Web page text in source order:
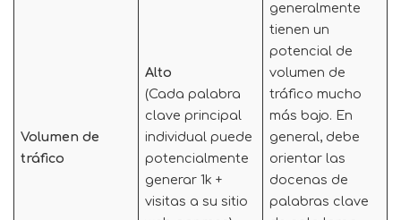
Volumen de
tráfico
Alto
(Cada palabra
clave principal
individual puede
potencialmente
generar 1k +
visitas a su sitio
generalmente
tienen un
potencial de
volumen de
tráfico mucho
más bajo. En
general, debe
orientar las
docenas de
palabras clave